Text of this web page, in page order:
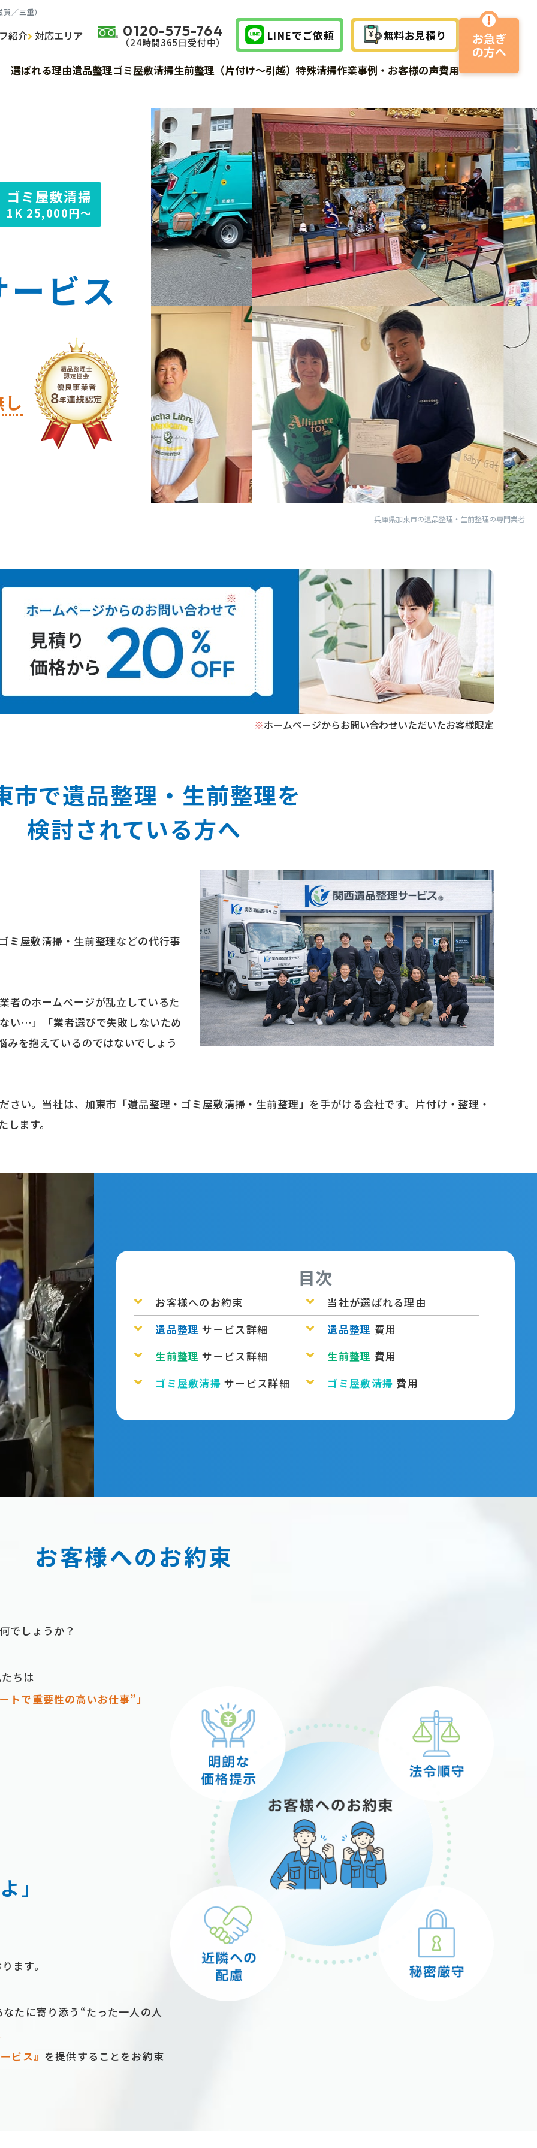
／三重）
紹介 対応エリア 0120-575-764
（24時間365⽇受付中） LINEでご依頼 無料お見積り
選ばれる理由遺品整理ゴミ屋敷清掃生前整理（片付け～引越） 特殊清掃
サービス詳細 費用 サービスの流れ
作業事例・お客様の声費用
お急ぎ
の方へ
兵庫県加東市の遺品整理・生前整理の専門業者
ゴミ屋敷清掃
1K 25,000円～
ビス
※ホームページからお問い合わせいただいたお客様限定
市で遺品整理‧⽣前整理を
検討されている⽅へ
ミ屋敷清掃・生前整理などの代行事
者のホームページが乱立しているた
い…」「業者選びで失敗しないため
を抱えているのではないでしょう
さい。当社は、加東市「遺品整理・ゴミ屋敷清掃・生前整理」を手がける会社です。片付け・整理・
ます。
目次
お客様へのお約束
当社が選ばれる理由
遺品整理 サービス詳細 遺品整理 費用
生前整理 サービス詳細 生前整理 費用
ゴミ屋敷清掃 サービス詳細 ゴミ屋敷清掃 費用
お客様へのお約束
でしょうか？
ちは
で重要性の⾼いお仕事”」
」
ます。
たに寄り添う“たった⼀⼈の⼈
ビス』 を提供することをお約束